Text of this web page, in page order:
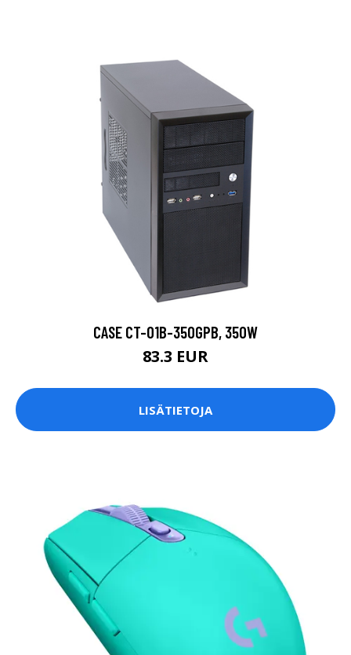
CASE CT-01B-350GPB, 350W
83.3 EUR
LISÄTIETOJA